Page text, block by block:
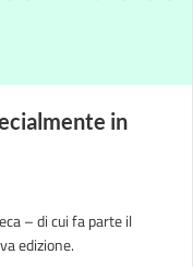
in
– di cui fa parte il
edizione.